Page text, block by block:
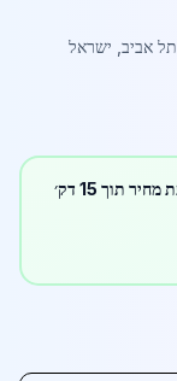
תל אביב, ישראל
תוך 15 דק׳